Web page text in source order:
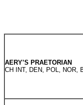
AERY’S PRAETORIAN
CH INT, DEN, POL, NOR,